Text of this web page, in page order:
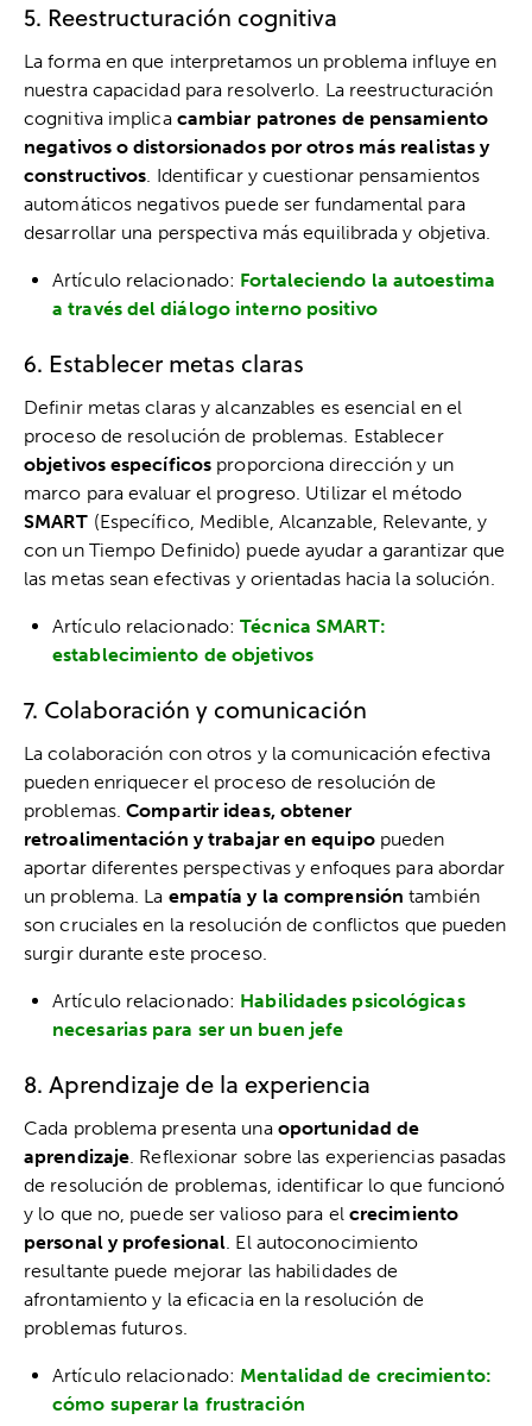
5. Reestructuración cognitiva
La forma en que interpretamos un problema influye en
nuestra capacidad para resolverlo. La reestructuración
cognitiva implica cambiar patrones de pensamiento
negativos o distorsionados por otros más realistas y
constructivos. Identificar y cuestionar pensamientos
automáticos negativos puede ser fundamental para
desarrollar una perspectiva más equilibrada y objetiva.
Artículo relacionado: Fortaleciendo la autoestima
a través del diálogo interno positivo
6. Establecer metas claras
Definir metas claras y alcanzables es esencial en el
proceso de resolución de problemas. Establecer
objetivos específicos proporciona dirección y un
marco para evaluar el progreso. Utilizar el método
SMART (Específico, Medible, Alcanzable, Relevante, y
con un Tiempo Definido) puede ayudar a garantizar que
las metas sean efectivas y orientadas hacia la solución.
Artículo relacionado:Técnica SMART:
establecimiento de objetivos
7. Colaboración y comunicación
La colaboración con otros y la comunicación efectiva
pueden enriquecer el proceso de resolución de
problemas.Compartir ideas, obtener
retroalimentación y trabajar en equipopueden
aportar diferentes perspectivas y enfoques para abordar
un problema. La empatía y la comprensión también
son cruciales en la resolución de conflictos que pueden
surgir durante este proceso.
Artículo relacionado: Habilidades psicológicas
necesarias para ser un buen jefe
8. Aprendizaje de la experiencia
Cada problema presenta una oportunidad de
aprendizaje. Reflexionar sobre las experiencias pasadas
de resolución de problemas, identificar lo que funcionó
y lo que no, puede ser valioso para el crecimiento
personal y profesional. El autoconocimiento
resultante puede mejorar las habilidades de
afrontamiento y la eficacia en la resolución de
problemas futuros.
Artículo relacionado: Mentalidad de crecimiento:
cómo superar la frustración